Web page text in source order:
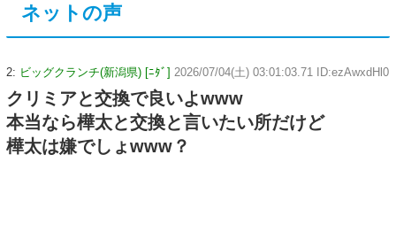
ネットの声
2: ビッグクランチ(新潟県) [ﾆﾀﾞ] 2026/07/04(土) 03:01:03.71 ID:ezAwxdHl0
クリミアと交換で良いよwww
本当なら樺太と交換と言いたい所だけど
樺太は嫌でしょwww？